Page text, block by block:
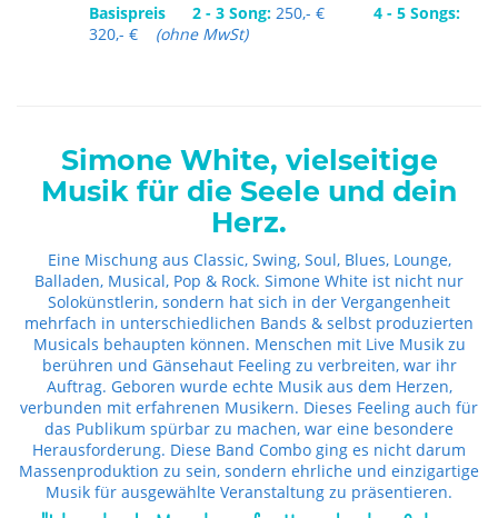
Basispreis
2 - 3 Song: 250,- €
4 - 5 Songs:
320,- € (ohne MwSt)
Simone White, vielseitige
Musik für die Seele und dein
Herz.
Eine Mischung aus Classic, Swing, Soul, Blues, Lounge,
Balladen, Musical, Pop & Rock. Simone White ist nicht nur
Solokünstlerin, sondern hat sich in der Vergangenheit
mehrfach in unterschiedlichen Bands & selbst produzierten
Musicals behaupten können. Menschen mit Live Musik zu
berühren und Gänsehaut Feeling zu verbreiten, war ihr
Auftrag. Geboren wurde echte Musik aus dem Herzen,
verbunden mit erfahrenen Musikern. Dieses Feeling auch für
das Publikum spürbar zu machen, war eine besondere
Herausforderung. Diese Band Combo ging es nicht darum
Massenproduktion zu sein, sondern ehrliche und einzigartige
Musik für ausgewählte Veranstaltung zu präsentieren.